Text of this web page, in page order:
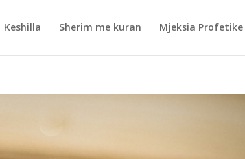
Keshilla Sherim me kuran Mjeksia Profetike